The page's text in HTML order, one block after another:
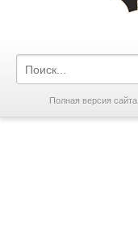
Полная версия сайта